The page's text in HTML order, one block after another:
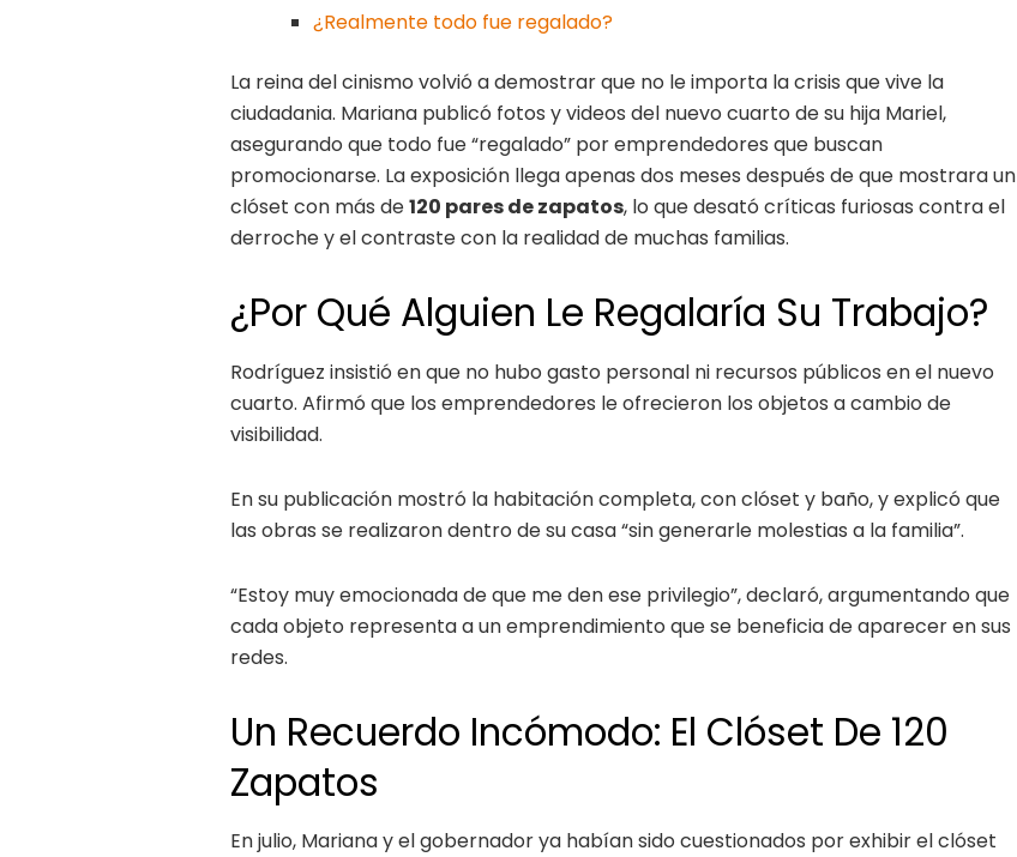
¿Realmente todo fue regalado?
La reina del cinismo volvió a demostrar que no le importa la crisis que vive la
ciudadania. Mariana publicó fotos y videos del nuevo cuarto de su hija Mariel,
asegurando que todo fue “regalado” por emprendedores que buscan
promocionarse. La exposición llega apenas dos meses después de que mostrara un
clóset con más de120 pares de zapatos, lo que desató críticas furiosas contra el
derroche y el contraste con la realidad de muchas familias.
¿Por Qué Alguien Le Regalaría Su Trabajo?
Rodríguez insistió en que no hubo gasto personal ni recursos públicos en el nuevo
cuarto. Afirmó que los emprendedores le ofrecieron los objetos a cambio de
visibilidad.
En su publicación mostró la habitación completa, con clóset y baño, y explicó que
las obras se realizaron dentro de su casa “sin generarle molestias a la familia”.
“Estoy muy emocionada de que me den ese privilegio”, declaró, argumentando que
cada objeto representa a un emprendimiento que se beneficia de aparecer en sus
redes.
Un Recuerdo Incómodo: El Clóset De 120
Zapatos
En julio, Mariana y el gobernador ya habían sido cuestionados por exhibir el clóset